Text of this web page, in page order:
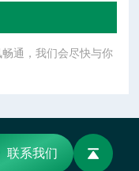
通，我们会尽快与你
联系我们